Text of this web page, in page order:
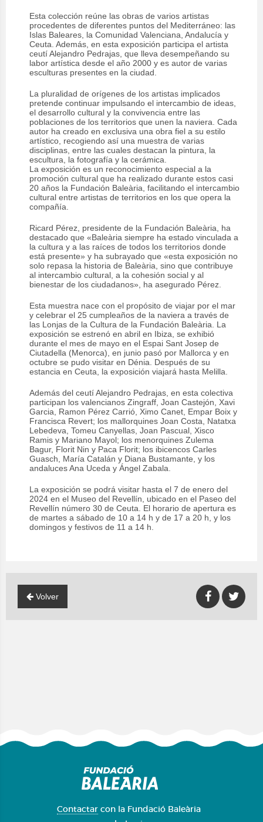
Esta colección reúne las obras de varios artistas
procedentes de diferentes puntos del Mediterráneo: las
Islas Baleares, la Comunidad Valenciana, Andalucía y
Ceuta. Además, en esta exposición participa el artista
ceutí Alejandro Pedrajas, que lleva desempeñando su
labor artística desde el año 2000 y es autor de varias
esculturas presentes en la ciudad.
La pluralidad de orígenes de los artistas implicados
pretende continuar impulsando el intercambio de ideas,
el desarrollo cultural y la convivencia entre las
poblaciones de los territorios que unen la naviera. Cada
autor ha creado en exclusiva una obra fiel a su estilo
artístico, recogiendo así una muestra de varias
disciplinas, entre las cuales destacan la pintura, la
escultura, la fotografía y la cerámica.
La exposición es un reconocimiento especial a la
promoción cultural que ha realizado durante estos casi
20 años la Fundación Baleària, facilitando el intercambio
cultural entre artistas de territorios en los que opera la
compañía.
Ricard Pérez, presidente de la Fundación Baleària, ha
destacado que «Baleària siempre ha estado vinculada a
la cultura y a las raíces de todos los territorios donde
está presente» y ha subrayado que «esta exposición no
solo repasa la historia de Baleària, sino que contribuye
al intercambio cultural, a la cohesión social y al
bienestar de los ciudadanos», ha asegurado Pérez.
Esta muestra nace con el propósito de viajar por el mar
y celebrar el 25 cumpleaños de la naviera a través de
las Lonjas de la Cultura de la Fundación Baleària. La
exposición se estrenó en abril en Ibiza, se exhibió
durante el mes de mayo en el Espai Sant Josep de
Ciutadella (Menorca), en junio pasó por Mallorca y en
octubre se pudo visitar en Dénia. Después de su
estancia en Ceuta, la exposición viajará hasta Melilla.
Además del ceutí Alejandro Pedrajas, en esta colectiva
participan los valencianos Zingraff, Joan Castejón, Xavi
Garcia, Ramon Pérez Carrió, Ximo Canet, Empar Boix y
Francisca Revert; los mallorquines Joan Costa, Natatxa
Lebedeva, Tomeu Canyellas, Joan Pascual, Xisco
Ramis y Mariano Mayol; los menorquines Zulema
Bagur, Florit Nin y Paca Florit; los ibicencos Carles
Guasch, María Catalán y Diana Bustamante, y los
andaluces Ana Uceda y Ángel Zabala.
La exposición se podrá visitar hasta el 7 de enero del
2024 en el Museo del Revellín, ubicado en el Paseo del
Revellín número 30 de Ceuta. El horario de apertura es
de martes a sábado de 10 a 14 h y de 17 a 20 h, y los
domingos y festivos de 11 a 14 h.
Volver
Contactarcon la Fundació Baleària